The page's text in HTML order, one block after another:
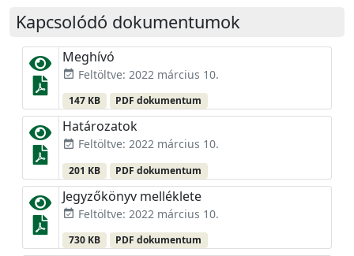
Kapcsolódó dokumentumok
Meghívó
event_available Feltöltve: 2022 március 10.
147 KB PDF dokumentum
Határozatok
event_available Feltöltve: 2022 március 10.
201 KB PDF dokumentum
Jegyzőkönyv melléklete
event_available Feltöltve: 2022 március 10.
730 KB PDF dokumentum